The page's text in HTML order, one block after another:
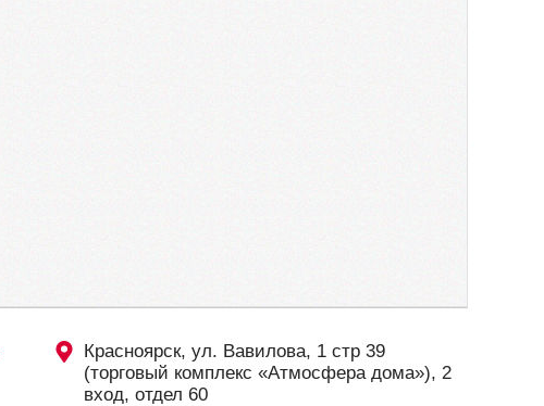
Красноярск, ул. Вавилова, 1 стр 39
(торговый комплекс «Атмосфера дома»), 2
вход, отдел 60